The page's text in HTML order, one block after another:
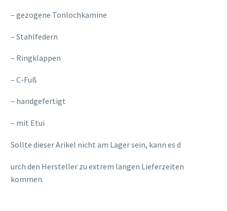
– gezogene Tonlochkamine
– Stahlfedern
– Ringklappen
– C-Fuß
– handgefertigt
– mit Etui
Sollte dieser Arikel nicht am Lager sein, kann es d
osteopathe-nyon-cabinet-monney
urch den Hersteller zu extrem langen Lieferzeiten
kommen.